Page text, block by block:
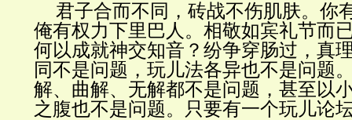
君子合而不同，砖战不伤肌肤。你
俺有权力下里巴人。相敬如宾礼节而
何以成就神交知音？纷争穿肠过，真
同不是问题，玩儿法各异也不是问题
解、曲解、无解都不是问题，甚至以
之腹也不是问题。只要有一个玩儿论